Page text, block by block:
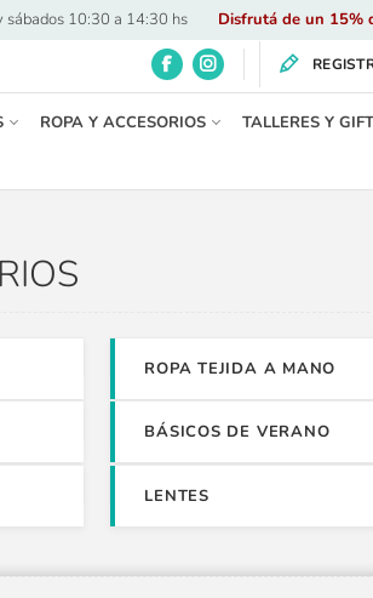
sábados 10:30 a 14:30 hs Disfrutá de un 15%
ROPA Y ACCESORIOS TALLERES Y
ROPA TEJIDA A MANO
BÁSICOS DE VERANO
LENTES